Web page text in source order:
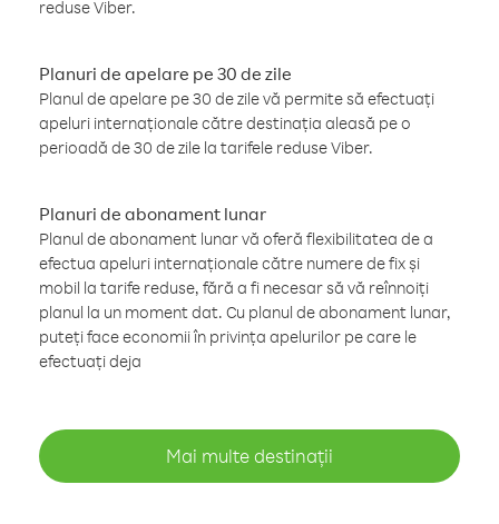
reduse Viber.
Planuri de apelare pe 30 de zile
Planul de apelare pe 30 de zile vă permite să efectuați
apeluri internaționale către destinația aleasă pe o
perioadă de 30 de zile la tarifele reduse Viber.
Planuri de abonament lunar
Planul de abonament lunar vă oferă flexibilitatea de a
efectua apeluri internaționale către numere de fix și
mobil la tarife reduse, fără a fi necesar să vă reînnoiți
planul la un moment dat. Cu planul de abonament lunar,
puteți face economii în privința apelurilor pe care le
efectuați deja
Mai multe destinații